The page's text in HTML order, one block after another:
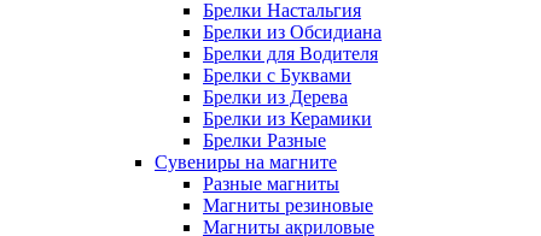
Брелки Настальгия
Брелки из Обсидиана
Брелки для Водителя
Брелки с Буквами
Брелки из Дерева
Брелки из Керамики
Брелки Разные
Сувениры на магните
Разные магниты
Магниты резиновые
Магниты акриловые